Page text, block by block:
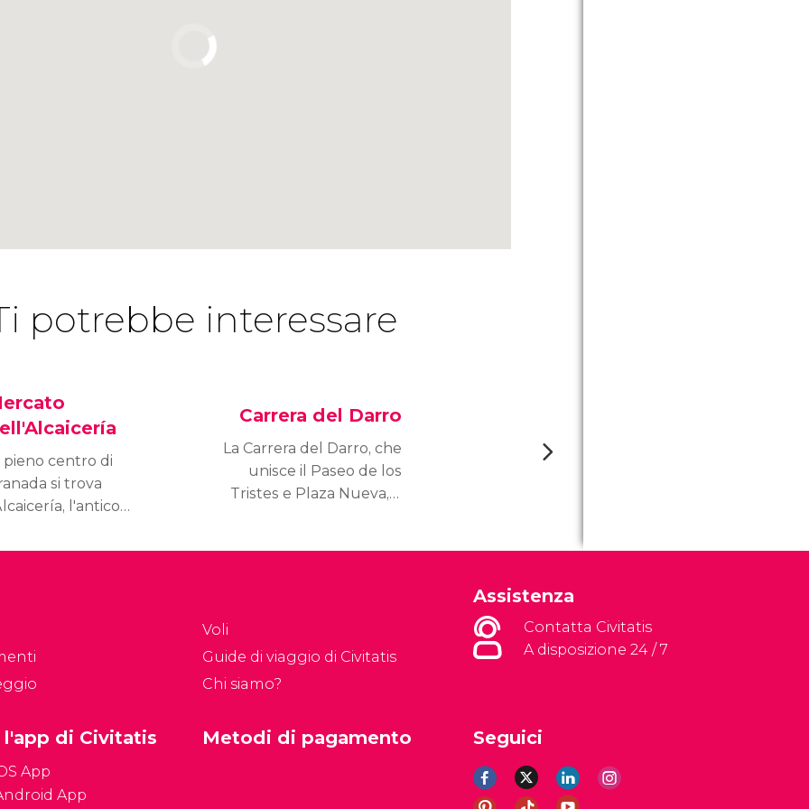
potrebbe interessare
pieno centro di
si trova
l'antico
questo reticolo di
Carrera del Darro
La Carrera del Darro, che
unisce il Paseo de los
Tristes e Plaza Nueva, è
Voli
Guide di viaggio di Civitatis
Chi siamo?
Assistenza
Contatta Civitatis
A disposizione 24 / 7
Seguici
l'app di Civitatis
App
App
Metodi di pagamento